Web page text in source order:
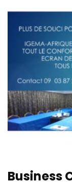
Business